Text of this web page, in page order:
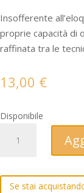
Insofferente
proprie capacità di
raffinata tra le
13,00 €
Disponibile
vicentini
Se stai